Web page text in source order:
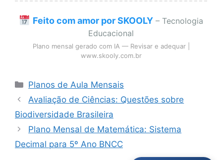
Feito com amor por SKOOLY – Tecnologia
Educacional
Plano mensal gerado com IA — Revisar e adequar |
www.skooly.com.br
Categorias
Planos de Aula Mensais
Avaliação de Ciências: Questões sobre
Biodiversidade Brasileira
Plano Mensal de Matemática: Sistema
Decimal para 5º Ano BNCC